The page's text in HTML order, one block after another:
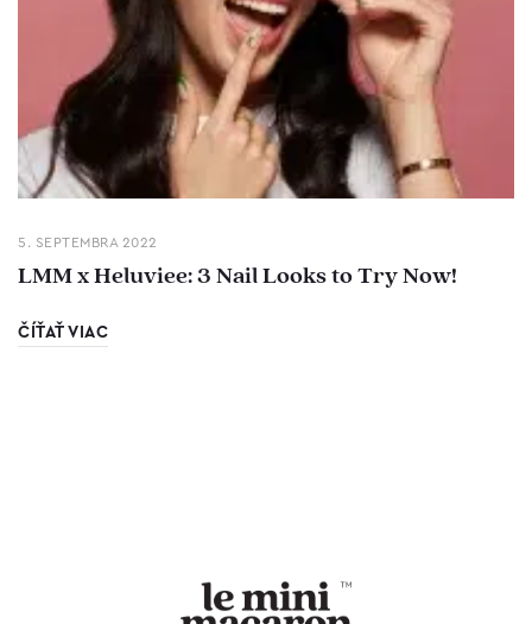
5. SEPTEMBRA 2022
LMM x Heluviee: 3 Nail Looks to Try Now!
ČÍŤAŤ VIAC